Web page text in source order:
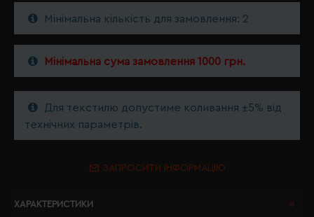
Мінімальна кількість для замовлення: 2
Мінімальна сума замовлення 1000 грн.
Для текстилю допустиме коливання ±5% від
технічних параметрів.
ЗАПРОСИТИ ІНФОРМАЦІЮ
ХАРАКТЕРИСТИКИ